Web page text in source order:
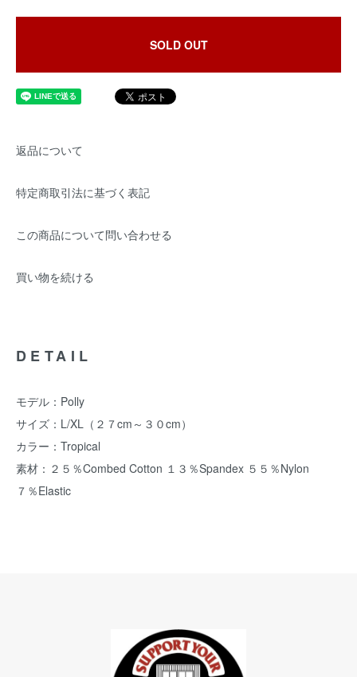
SOLD OUT
返品について
特定商取引法に基づく表記
この商品について問い合わせる
買い物を続ける
DETAIL
モデル：Polly
サイズ：L/XL（２７cm～３０cm）
カラー：Tropical
素材：２５％Combed Cotton １３％Spandex ５５％Nylon
７％Elastic